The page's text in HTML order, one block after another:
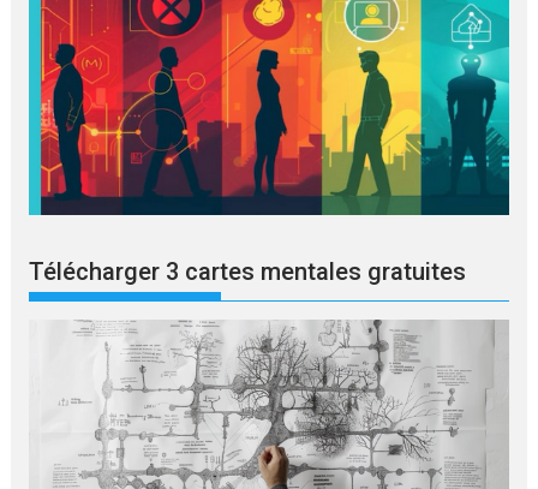
Télécharger 3 cartes mentales gratuites